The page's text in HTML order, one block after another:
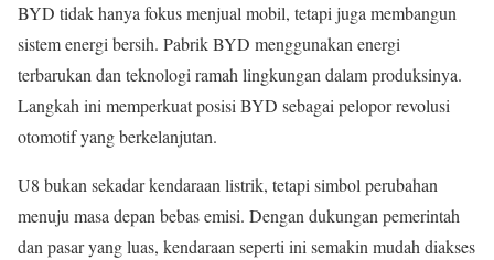
BYD tidak hanya fokus menjual mobil, tetapi juga membangun
sistem energi bersih. Pabrik BYD menggunakan energi
terbarukan dan teknologi ramah lingkungan dalam produksinya.
Langkah ini memperkuat posisi BYD sebagai pelopor revolusi
otomotif yang berkelanjutan.
U8 bukan sekadar kendaraan listrik, tetapi simbol perubahan
menuju masa depan bebas emisi. Dengan dukungan pemerintah
dan pasar yang luas, kendaraan seperti ini semakin mudah diakses